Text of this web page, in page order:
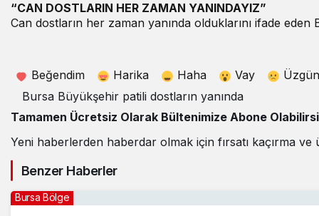
“CAN DOSTLARIN HER ZAMAN YANINDAYIZ”
Can dostların her zaman yanında olduklarını ifade
Beğendim Harika Haha Vay
Üzgün
Bursa Büyükşehir patili dostların yanında
Tamamen Ücretsiz Olarak Bültenimize Abone
Yeni haberlerden haberdar olmak için fırsatı kaçırma
Benzer Haberler
Bursa Bölge